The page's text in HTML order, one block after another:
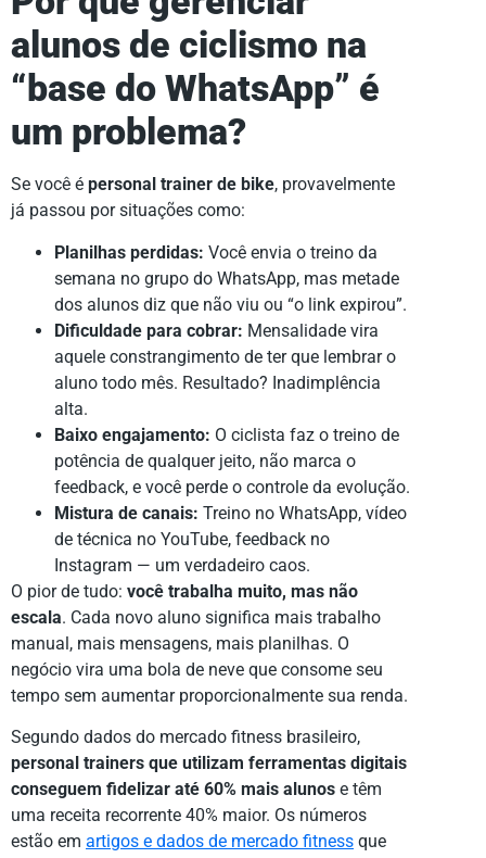
alunos de ciclismo na
“base do WhatsApp” é
um problema?
Se você é personal trainer de bike, provavelmente
já passou por situações como:
Planilhas perdidas: Você envia o treino da
semana no grupo do WhatsApp, mas metade
dos alunos diz que não viu ou “o link expirou”.
Dificuldade para cobrar: Mensalidade vira
aquele constrangimento de ter que lembrar o
aluno todo mês. Resultado? Inadimplência
alta.
Baixo engajamento: O ciclista faz o treino de
potência de qualquer jeito, não marca o
feedback, e você perde o controle da evolução.
Mistura de canais: Treino no WhatsApp, vídeo
de técnica no YouTube, feedback no
Instagram — um verdadeiro caos.
O pior de tudo: você trabalha muito, mas não
escala. Cada novo aluno significa mais trabalho
manual, mais mensagens, mais planilhas. O
negócio vira uma bola de neve que consome seu
tempo sem aumentar proporcionalmente sua renda.
Segundo dados do mercado fitness brasileiro,
personal trainers que utilizam ferramentas digitais
conseguem fidelizar até 60% mais alunos e têm
uma receita recorrente 40% maior. Os números
estão em artigos e dados de mercado fitness que